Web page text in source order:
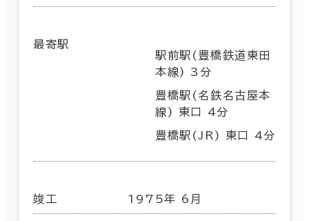
最寄駅
駅前駅(豊橋鉄道東田
本線) 3分
豊橋駅(名鉄名古屋本
線) 東口 4分
豊橋駅(JR) 東口 4分
竣工 1975年 6月